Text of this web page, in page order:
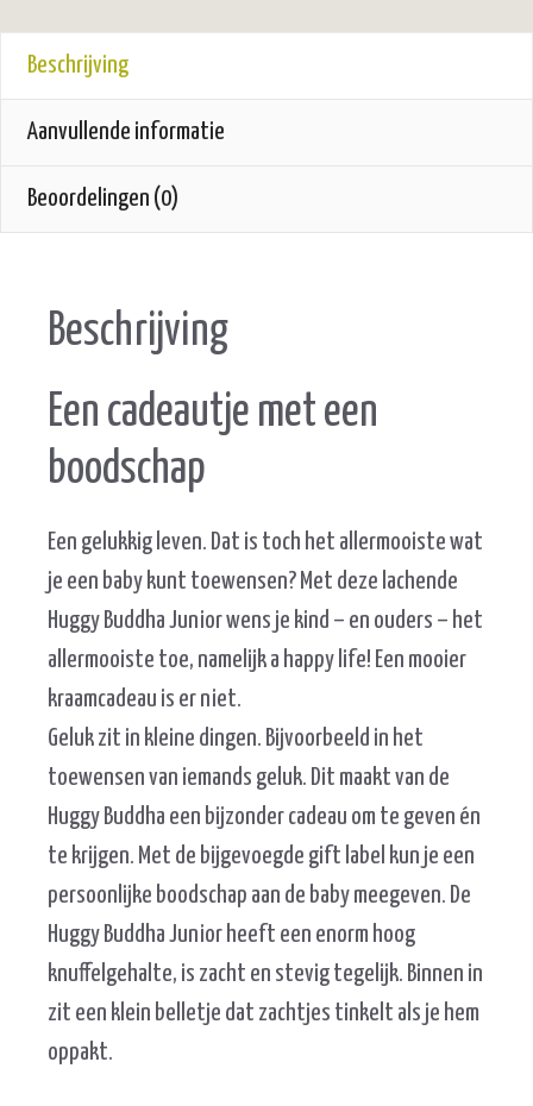
Beschrijving
Aanvullende informatie
Beoordelingen (0)
Beschrijving
Een cadeautje met een
boodschap
Een gelukkig leven. Dat is toch het allermooiste wat
je een baby kunt toewensen? Met deze lachende
Huggy Buddha Junior wens je kind – en ouders – het
allermooiste toe, namelijk a happy life! Een mooier
kraamcadeau is er niet.
Geluk zit in kleine dingen. Bijvoorbeeld in het
toewensen van iemands geluk. Dit maakt van de
Huggy Buddha een bijzonder cadeau om te geven én
te krijgen. Met de bijgevoegde gift label kun je een
persoonlijke boodschap aan de baby meegeven. De
Huggy Buddha Junior heeft een enorm hoog
knuffelgehalte, is zacht en stevig tegelijk. Binnen in
zit een klein belletje dat zachtjes tinkelt als je hem
oppakt.